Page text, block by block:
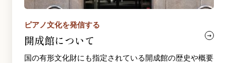
ピアノ文化を発信する
開成館について
国の有形文化財にも指定されている開成館の歴史や概要